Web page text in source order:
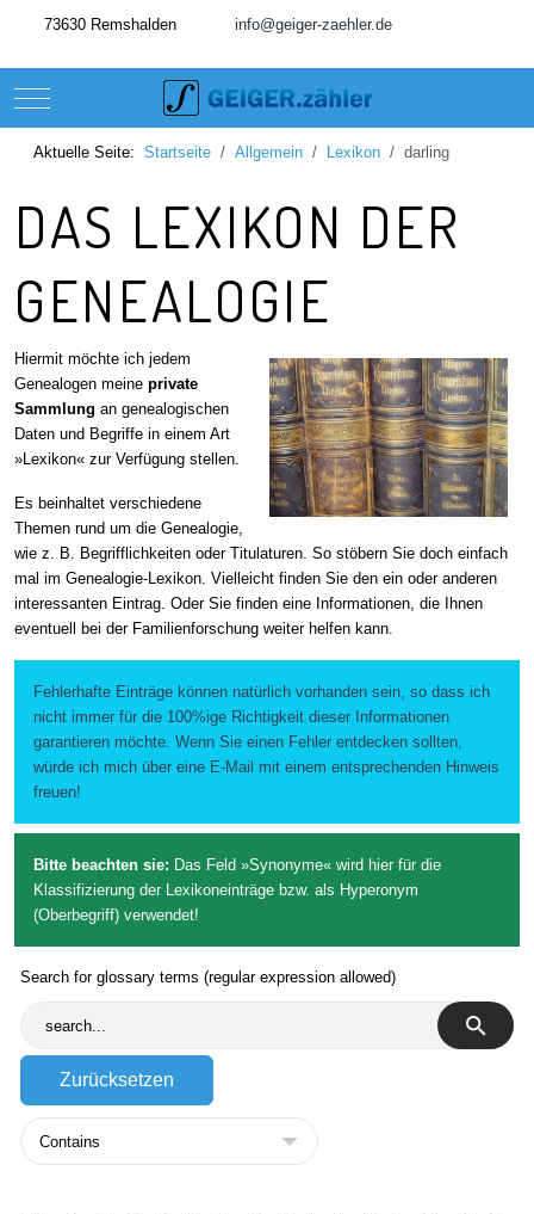
73630 Remshalden info@geiger-zaehler.de
Mobile Menu Toggle
Aktuelle Seite: Startseite Allgemein Lexikon darling
DAS LEXIKON DER
GENEALOGIE
Hiermit möchte ich jedem
Genealogen meine private
Sammlung an genealogischen
Daten und Begriffe in einem Art
»Lexikon« zur Verfügung stellen.
Es beinhaltet verschiedene
Themen rund um die Genealogie,
wie z. B. Begrifflichkeiten oder Titulaturen. So stöbern Sie doch einfach
mal im Genealogie-Lexikon. Vielleicht finden Sie den ein oder anderen
interessanten Eintrag. Oder Sie finden eine Informationen, die Ihnen
eventuell bei der Familienforschung weiter helfen kann.
Fehlerhafte Einträge können natürlich vorhanden sein, so dass ich
nicht immer für die 100%ige Richtigkeit dieser Informationen
garantieren möchte. Wenn Sie einen Fehler entdecken sollten,
würde ich mich über eine E-Mail mit einem entsprechenden Hinweis
freuen!
Bitte beachten sie: Das Feld »Synonyme« wird hier für die
Klassifizierung der Lexikoneinträge bzw. als Hyperonym
(Oberbegriff) verwendet!
Search for glossary terms (regular expression allowed)